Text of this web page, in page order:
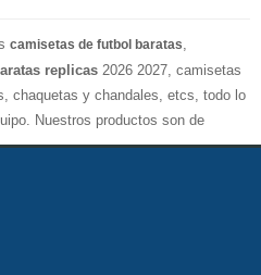
camisetas de futbol baratas
replicas 2026 2027, camisetas
chaquetas y chandales, etcs, todo lo
Nuestros productos son de
que usted puede estar satisfecho,